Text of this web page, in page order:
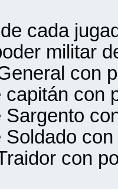
cada
militar
con
capitán con
Sargento
con